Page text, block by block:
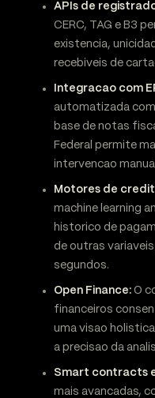
APIs de
CERC, TAG e B3
existencia,
recebiveis de
Integracao com
automatizada
base de notas
Federal permite
intervencao
Motores de
machine learning
historico de
de outras
segundos.
Open Finance: O
financeiros
uma visao
a precisao da
Smart contracts
mais avancadas,